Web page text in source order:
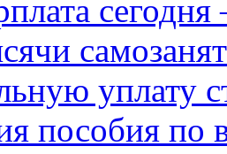
уплату
пособия по